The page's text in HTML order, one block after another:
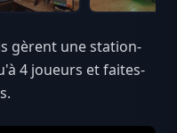
gèrent une station-
4 joueurs et faites-